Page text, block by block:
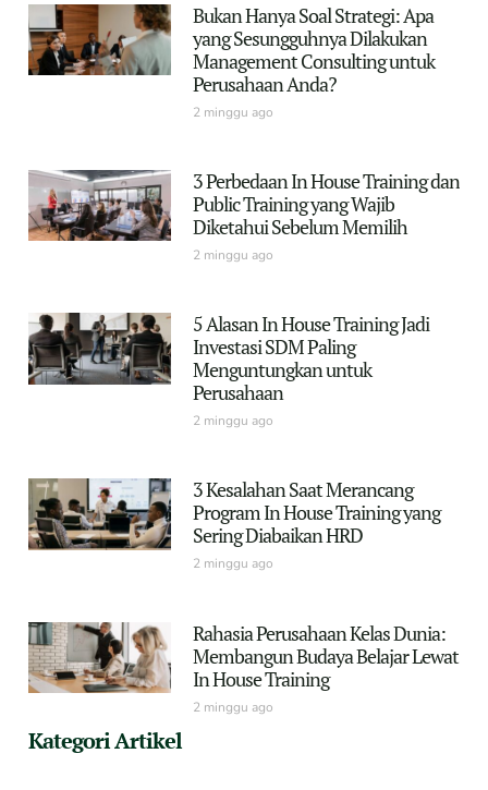
Bukan Hanya Soal Strategi: Apa
yang Sesungguhnya Dilakukan
Management Consulting untuk
Perusahaan Anda?
2 minggu ago
3 Perbedaan In House Training dan
Public Training yang Wajib
Diketahui Sebelum Memilih
2 minggu ago
5 Alasan In House Training Jadi
Investasi SDM Paling
Menguntungkan untuk
Perusahaan
2 minggu ago
3 Kesalahan Saat Merancang
Program In House Training yang
Sering Diabaikan HRD
2 minggu ago
Rahasia Perusahaan Kelas Dunia:
Membangun Budaya Belajar Lewat
In House Training
2 minggu ago
Kategori Artikel